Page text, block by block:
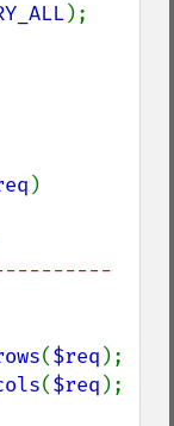
);
)
($req );
($req );